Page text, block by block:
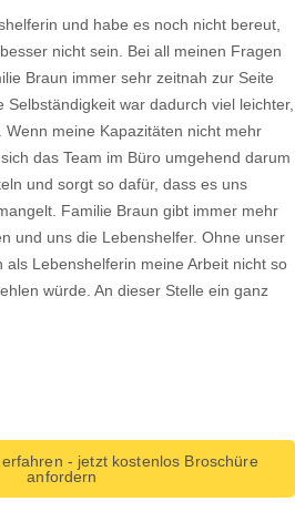
und habe es noch nicht bereut,
nicht sein. Bei all meinen Fragen
Braun immer sehr zeitnah zur Seite
war dadurch viel leichter,
meine Kapazitäten nicht mehr
das Team im Büro umgehend darum
und sorgt so dafür, dass es uns
Familie Braun gibt immer mehr
und uns die Lebenshelfer. Ohne unser
als Lebenshelferin meine Arbeit nicht so
würde. An dieser Stelle ein ganz
- jetzt kostenlos Broschüre
anfordern